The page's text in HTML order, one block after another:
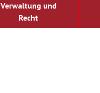
Verwaltung und
Recht